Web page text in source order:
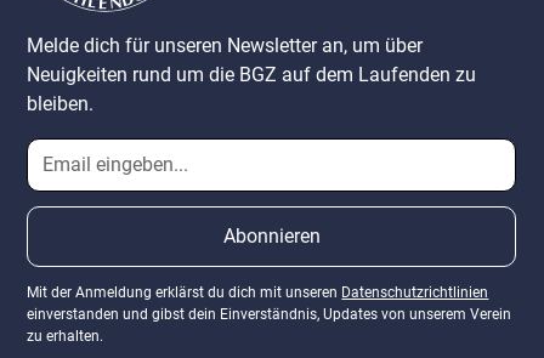
Melde dich für unseren Newsletter an, um über
Neuigkeiten rund um die BGZ auf dem Laufenden zu
bleiben.
Mit der Anmeldung erklärst du dich mit unseren Datenschutzrichtlinien
einverstanden und gibst dein Einverständnis, Updates von unserem Verein
zu erhalten.